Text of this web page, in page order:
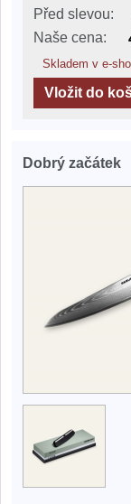
Před slevou:
Naše cena:
Skladem v e-
Vložit do
Dobrý začátek